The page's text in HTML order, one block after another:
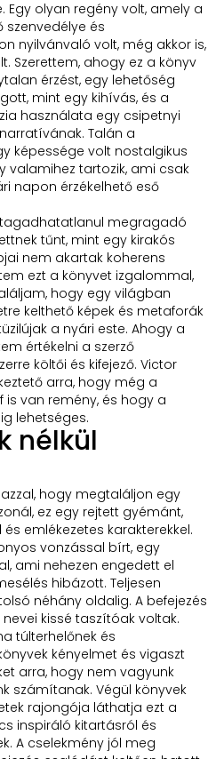
olyan regény volt, amely a
szenvedélye és
nyilvánvaló volt, még akkor is,
Szerettem, ahogy ez a könyv
érzést, egy lehetőség
mint egy kihívás, és a
használata egy csipetnyi
Talán a
képessége volt nostalgikus
valamihez tartozik, ami csak
napon érzékelhető eső
megragadó
tűnt, mint egy kirakós
nem akartak koherens
ezt a könyvet izgalommal,
hogy egy világban
kelthető képek és metaforák
a nyári este. Ahogy a
értékelni a szerző
költői és kifejező. Victor
arra, hogy még a
van remény, és hogy a
lehetséges.
nélkül
hogy megtaláljon egy
ez egy rejtett gyémánt,
emlékezetes karakterekkel.
vonzással bírt, egy
ami nehezen engedett el
hibázott. Teljesen
néhány oldalig. A befejezés
kissé taszítóak voltak.
túlterhelőnek és
kényelmet és vigaszt
arra, hogy nem vagyunk
számítanak. Végül könyvek
rajongója láthatja ezt a
inspiráló kitartásról és
A cselekmény jól meg